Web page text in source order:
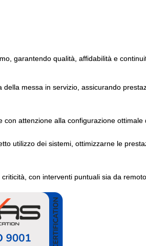
garantendo qualità, affidabilità e
messa in servizio, assicurando
attenzione alla configurazione
utilizzo dei sistemi, ottimizzarne le
con interventi puntuali sia da